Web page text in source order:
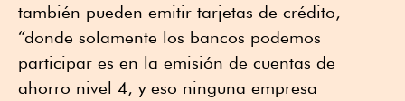
también pueden emitir tarjetas de crédito,
“donde solamente los bancos podemos
participar es en la emisión de cuentas de
ahorro nivel 4, y eso ninguna empresa